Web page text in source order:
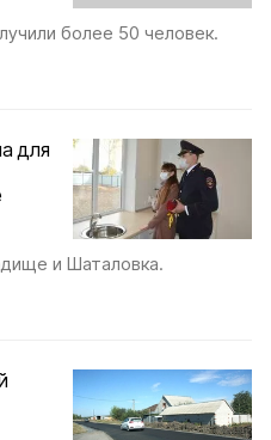
более 50 человек.
для
и Шаталовка.